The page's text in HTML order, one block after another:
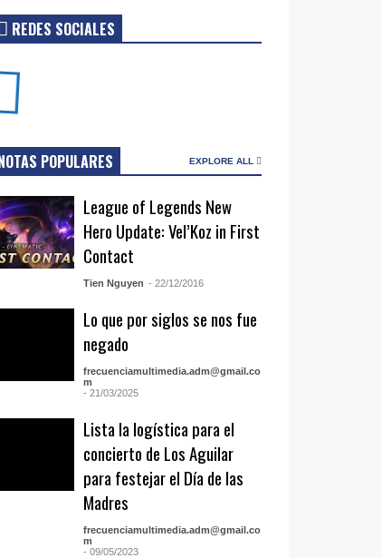
REDES SOCIALES
POPULARES EXPLORE ALL
League of Legends New
Hero Update: Vel’Koz in First
Contact
Tien Nguyen - 22/12/2016
Lo que por siglos se nos fue
negado
frecuenciamultimedia.adm@gmail.co
m
- 21/03/2025
Lista la logística para el
concierto de Los Aguilar
para festejar el Día de las
Madres
frecuenciamultimedia.adm@gmail.co
m
- 09/05/2023